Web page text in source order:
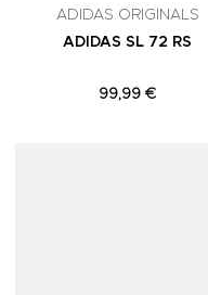
ADIDAS ORIGINALS
ADIDAS SL 72 RS
99,99 €